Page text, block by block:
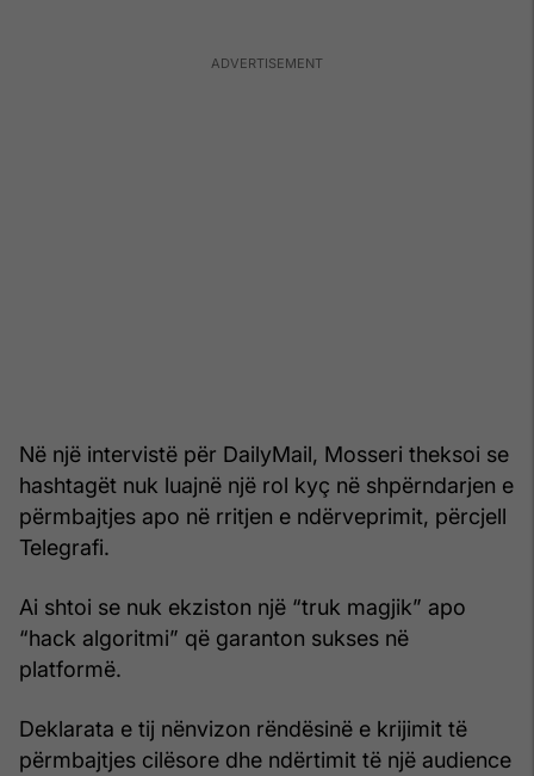
Në një intervistë për DailyMail, Mosseri theksoi se
hashtagët nuk luajnë një rol kyç në shpërndarjen e
përmbajtjes apo në rritjen e ndërveprimit, përcjell
Telegrafi.
Ai shtoi se nuk ekziston një “truk magjik” apo
“hack algoritmi” që garanton sukses në
platformë.
Deklarata e tij nënvizon rëndësinë e krijimit të
përmbajtjes cilësore dhe ndërtimit të një audience